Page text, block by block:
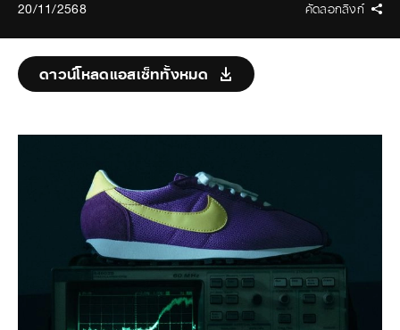
20/11/2568 คัดลอกลิงก์
ดาวน์โหลดแอสเซ็ททั้งหมด